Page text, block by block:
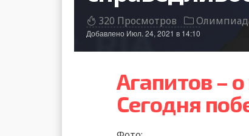
320 Просмотров
Добавлено Июл. 24, 2021 в 14:10
Агапитов –
Сегодня